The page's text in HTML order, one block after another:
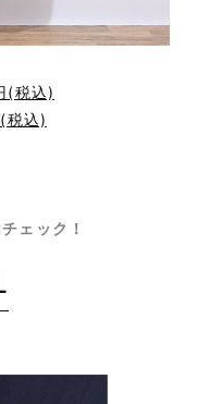
(税込)
込)
ェック！